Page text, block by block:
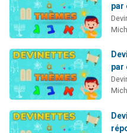
par
par